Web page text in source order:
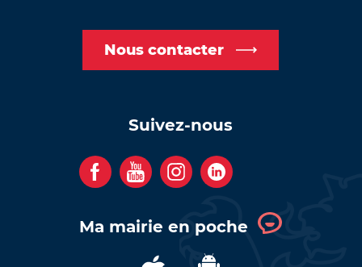
Nous contacter
Suivez-nous
F
c
Y
u
I
s
C
m
Ma mairie en poche